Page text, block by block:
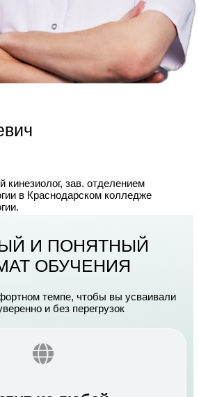
зав. отделением
в Краснодарском колледже
И ПОНЯТНЫЙ
ОБУЧЕНИЯ
темпе, чтобы вы усваивали
и без перегрузок